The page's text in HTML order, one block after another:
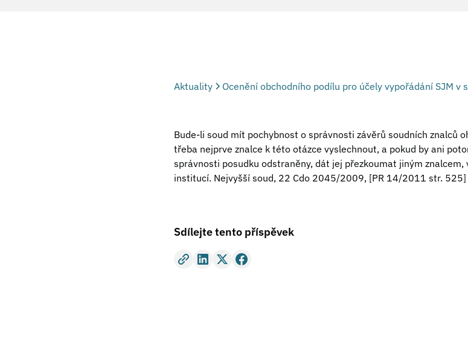
Aktuality Ocenění obchodního podílu pro účely vypořádání SJM v
Bude-li soud mít pochybnost o správnosti závěrů soudních znalců
třeba nejprve znalce k této otázce vyslechnout, a pokud by ani
správnosti posudku odstraněny, dát jej přezkoumat jiným
institucí. Nejvyšší soud, 22 Cdo 2045/2009, [PR 14/2011 str. 525]
Sdílejte tento příspěvek